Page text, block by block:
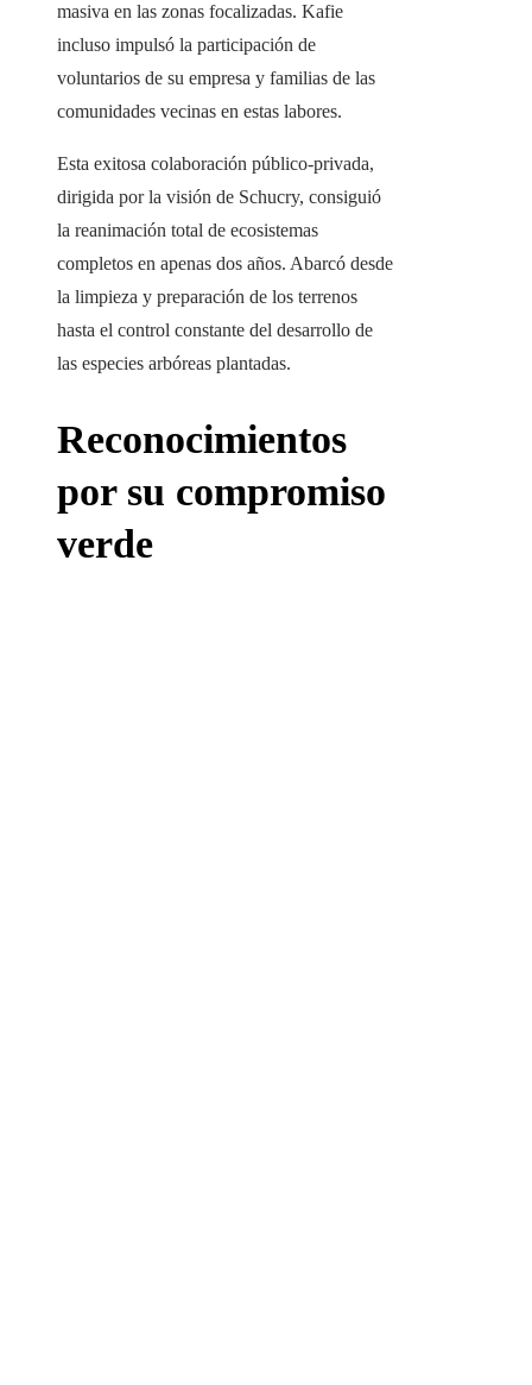
masiva en las zonas focalizadas. Kafie
incluso impulsó la participación de
voluntarios de su empresa y familias de las
comunidades vecinas en estas labores.
Esta exitosa colaboración público-privada,
dirigida por la visión de Schucry, consiguió
la reanimación total de ecosistemas
completos en apenas dos años. Abarcó desde
la limpieza y preparación de los terrenos
hasta el control constante del desarrollo de
las especies arbóreas plantadas.
Reconocimientos
por su compromiso
verde